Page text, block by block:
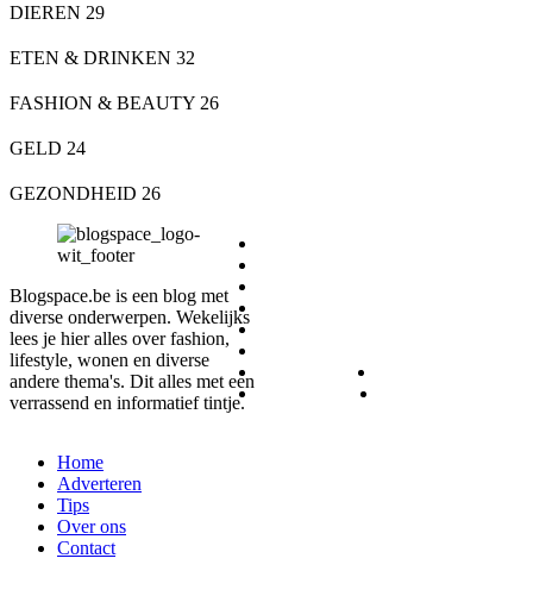
DIEREN 29
ETEN & DRINKEN 32
FASHION & BEAUTY 26
GELD 24
GEZONDHEID 26
Blogspace.be is een blog met
diverse onderwerpen. Wekelijks
lees je hier alles over fashion,
lifestyle, wonen en diverse
andere thema's. Dit alles met een
verrassend en informatief tintje.
Home
Adverteren
Tips
Over ons
Contact